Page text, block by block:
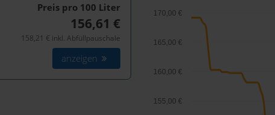
Preis pro 100 Liter
156,61 €
158,21 € inkl. Abfüllpauschale
anzeigen
155,00 €
160,00 €
165,00 €
170,00 €